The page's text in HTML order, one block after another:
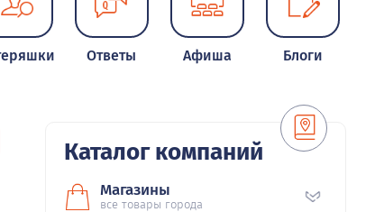
Ответы Афиша Блоги
Каталог компаний
Магазины
все товары города